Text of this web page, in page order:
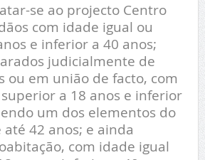
se ao projecto Centro
com idade igual ou
e inferior a 40 anos;
judicialmente de
ou em união de facto, com
a 18 anos e inferior
um dos elementos do
42 anos; e ainda
com idade igual